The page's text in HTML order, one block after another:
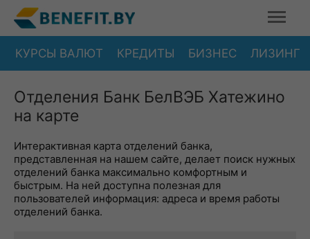
КУРСЫ ВАЛЮТ КРЕДИТЫ БИЗНЕС ЛИЗИНГ
Отделения Банк БелВЭБ Хатежино
на карте
Интерактивная карта отделений банка,
представленная на нашем сайте, делает поиск нужных
отделений банка максимально комфортным и
быстрым. На ней доступна полезная для
пользователей информация: адреса и время работы
отделений банка.